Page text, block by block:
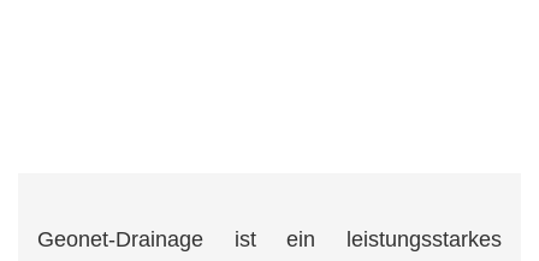
Geonet-Drainage ist ein leistungsstarkes